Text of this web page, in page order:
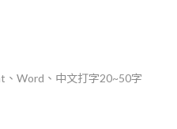
、Word、中文打字20~50字